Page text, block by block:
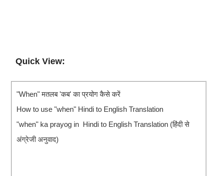
Quick View:
"When" मतलब 'कब' का प्रयोग कैसे करें
How to use "when" Hindi to English Translation
"when" ka prayog in Hindi to English Translation (हिंदी से
अंग्रेजी अनुवाद)